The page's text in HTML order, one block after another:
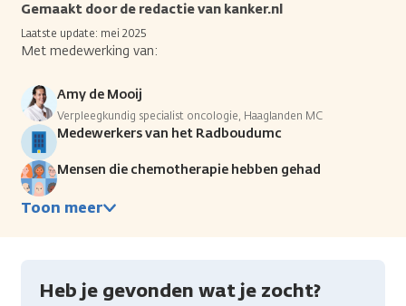
Gemaakt door de redactie van kanker.nl
Laatste update: mei 2025
Met medewerking van:
Amy de Mooij
Verpleegkundig specialist oncologie, Haaglanden MC
Medewerkers van het Radboudumc
Mensen die chemotherapie hebben gehad
Toon meer
Heb je gevonden wat je zocht?